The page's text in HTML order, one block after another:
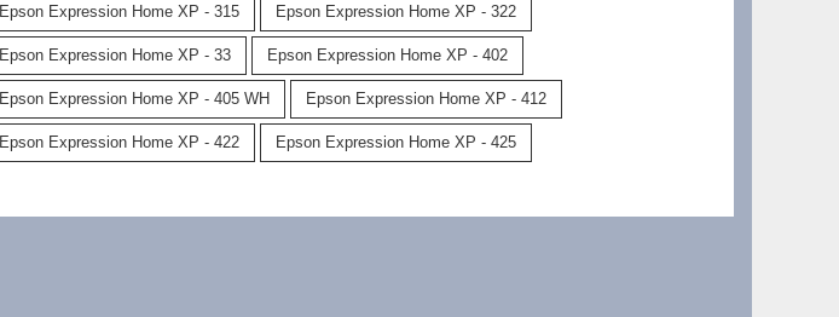
Epson Expression Home XP - 315 Epson Expression Home XP - 322
Epson Expression Home XP - 33 Epson Expression Home XP - 402
Epson Expression Home XP - 405 WH Epson Expression Home XP - 412
Epson Expression Home XP - 422 Epson Expression Home XP - 425